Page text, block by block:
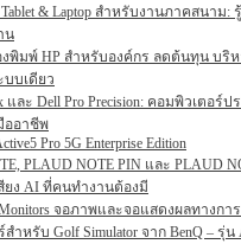
Tablet & Laptop สำหรับงานภาคสนาม:
น
พิมพ์ HP สำหรับองค์กร ลดต้นทุน บริห
บเดียว
และ Dell Pro Precision: คอมพิวเตอร์
ออาชีพ
Pro 5G Enterprise Edition
PLAUD NOTE PIN และ PLAUD
ยง AI ที่คนทำงานต้องมี
Monitors จอภาพและจอแสดงผลทางกา
สำหรับ Golf Simulator จาก BenQ – รุ่น